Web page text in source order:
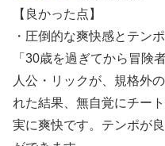
【良かった点】
・圧倒的な爽快感とテン
「30歳を過ぎてから冒険
人公・リックが、規格外
れた結果、無自覚にチー
実に爽快です。テンポが